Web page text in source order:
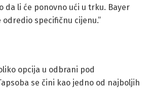
da li će ponovno ući u trku. Bayer
odredio specifičnu cijenu.”
opcija u odbrani pod
se čini kao jedno od najboljih